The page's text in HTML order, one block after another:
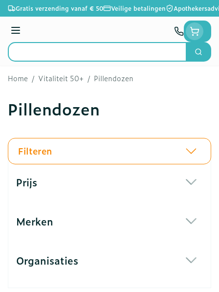
Ga naar de inhoud
Gratis verzending vanaf € 50 Veilige betalingen
Menu
Product, merk, categorie...
Zoek
Home / Vitaliteit 50+ / Pillendozen
Pillendozen
Filteren
Prijs
Merken
Organisaties